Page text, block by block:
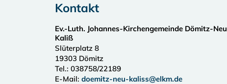
Kontakt
Ev.-Luth. Johannes-Kirchengemeinde Dömitz-Neu
Kaliß
Slüterplatz 8
19303 Dömitz
Tel.: 038758/22189
E-Mail: doemitz-neu-kaliss@elkm.de